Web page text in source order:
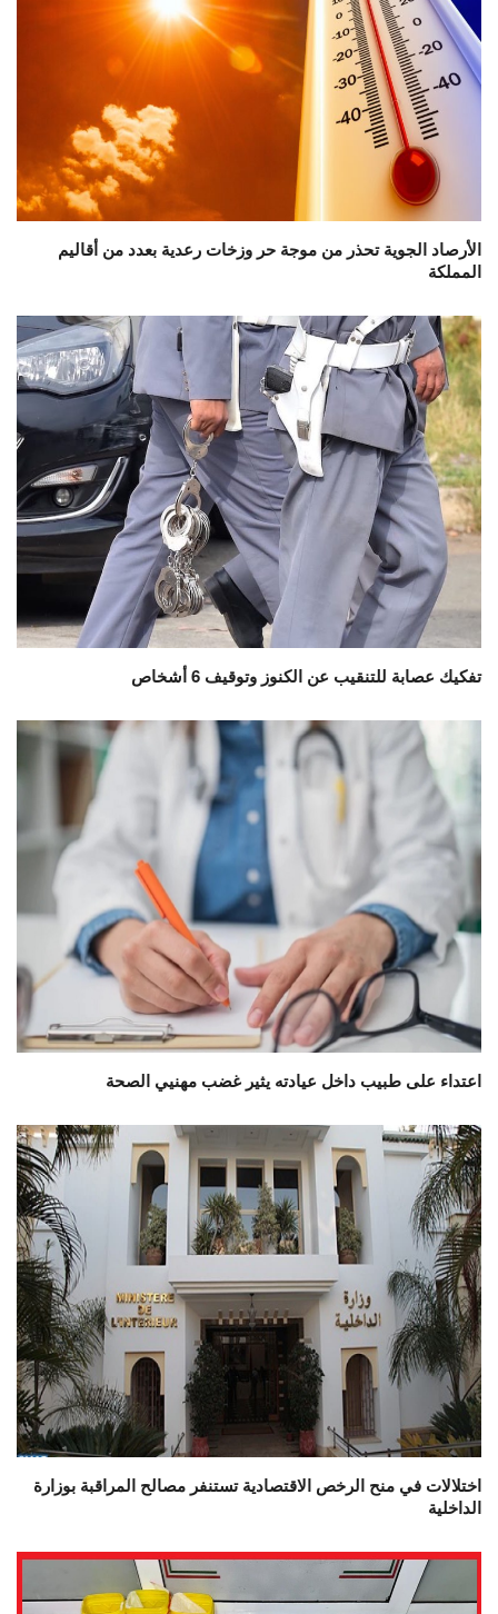
الأرصاد الجوية تحذر من موجة حر وزخات رعدية بعدد من أقاليم
المملكة
تفكيك عصابة للتنقيب عن الكنوز وتوقيف 6 أشخاص
اعتداء على طبيب داخل عيادته يثير غضب مهنيي الصحة
اختلالات في منح الرخص الاقتصادية تستنفر مصالح المراقبة بوزارة
الداخلية